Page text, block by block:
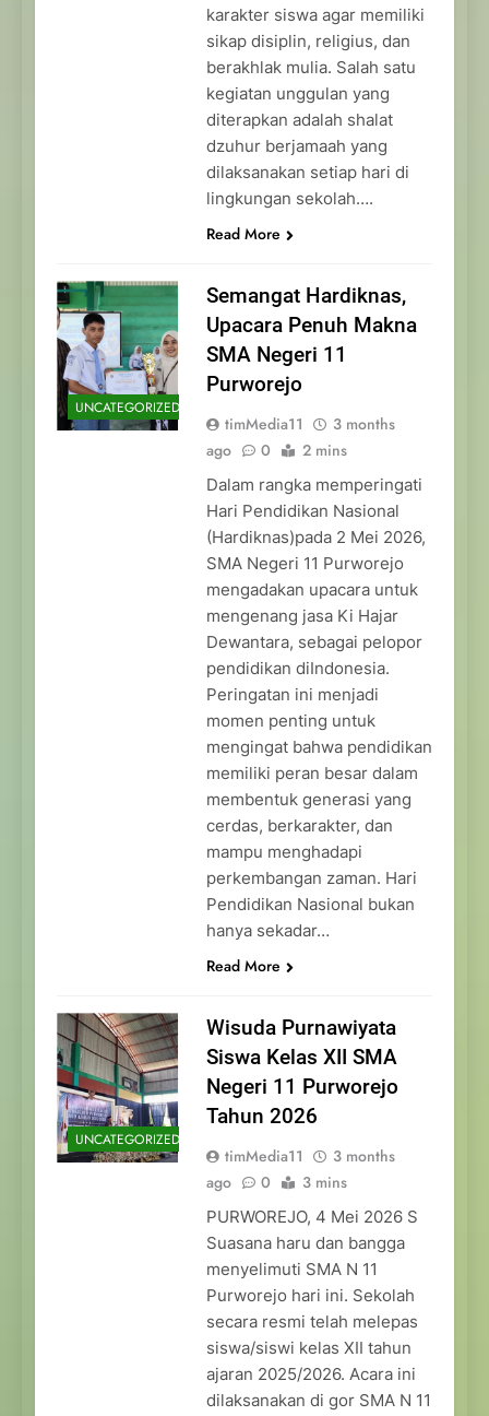
karakter siswa agar memiliki
sikap disiplin, religius, dan
berakhlak mulia. Salah satu
kegiatan unggulan yang
diterapkan adalah shalat
dzuhur berjamaah yang
dilaksanakan setiap hari di
lingkungan sekolah….
Read More
UNCATEGORIZED
Semangat Hardiknas,
Upacara Penuh Makna
SMA Negeri 11
Purworejo
timMedia11
3 months
ago
0 2 mins
Dalam rangka memperingati
Hari Pendidikan Nasional
(Hardiknas)pada 2 Mei 2026,
SMA Negeri 11 Purworejo
mengadakan upacara untuk
mengenang jasa Ki Hajar
Dewantara, sebagai pelopor
pendidikan diIndonesia.
Peringatan ini menjadi
momen penting untuk
mengingat bahwa pendidikan
memiliki peran besar dalam
membentuk generasi yang
cerdas, berkarakter, dan
mampu menghadapi
perkembangan zaman. Hari
Pendidikan Nasional bukan
hanya sekadar…
Read More
UNCATEGORIZED
Wisuda Purnawiyata
Siswa Kelas XII SMA
Negeri 11 Purworejo
Tahun 2026
timMedia11
3 months
ago
0 3 mins
PURWOREJO, 4 Mei 2026 S
Suasana haru dan bangga
menyelimuti SMA N 11
Purworejo hari ini. Sekolah
secara resmi telah melepas
siswa/siswi kelas XII tahun
ajaran 2025/2026. Acara ini
dilaksanakan di gor SMA N 11